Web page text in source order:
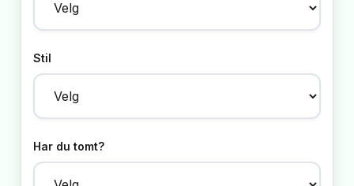
Stil
Har du tomt?